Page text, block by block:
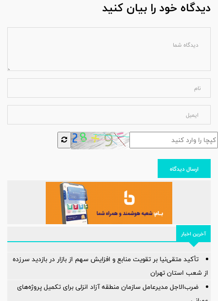
دیدگاه خود را بیان کنید
ارسال دیدگاه
آخرین اخبار
تأکید متقی‌نیا بر تقویت منابع و افزایش سهم از بازار در بازدید سرزده
از شعب استان تهران
ضرب‌الاجل مدیرعامل سازمان منطقه آزاد انزلی برای تكمیل پروژه‌های